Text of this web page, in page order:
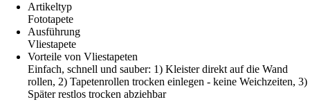
Artikeltyp
Fototapete
Ausführung
Vliestapete
Vorteile von Vliestapeten
Einfach, schnell und sauber: 1) Kleister direkt auf die Wand
rollen, 2) Tapetenrollen trocken einlegen - keine Weichzeiten, 3)
Später restlos trocken abziehbar